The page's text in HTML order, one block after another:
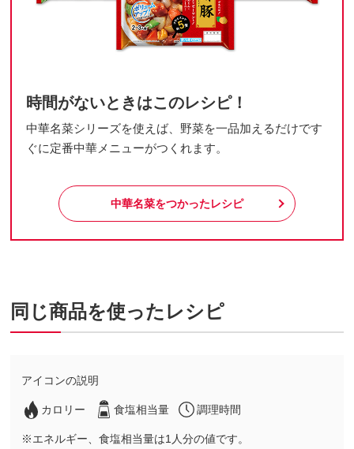
時間がないときはこのレシピ！
中華名菜シリーズを使えば、野菜を一品加えるだけです
ぐに定番中華メニューがつくれます。
中華名菜をつかったレシピ
同じ商品を使ったレシピ
アイコンの説明
カロリー 食塩相当量 調理時間
※エネルギー、食塩相当量は1人分の値です。